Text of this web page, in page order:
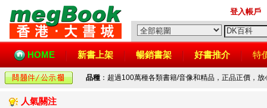
登入帳戶
HOME 新書上架 暢銷書架 好書推介 特
品種 ：超過100萬種各類書籍/音像和精品，正品正價，
人氣關注